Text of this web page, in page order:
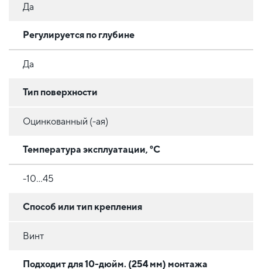
Да
Регулируется по глубине
Да
Тип поверхности
Оцинкованный (-ая)
Температура эксплуатации, °C
-10...45
Способ или тип крепления
Винт
Подходит для 10-дюйм. (254 мм) монтажа